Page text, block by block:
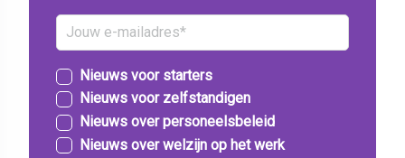
Nieuws voor starters
Nieuws voor zelfstandigen
Nieuws over personeelsbeleid
Nieuws over welzijn op het werk